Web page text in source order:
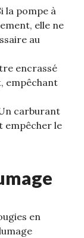
la pompe à
elle ne
au
encrassé
empêchant
carburant
empêcher le
en